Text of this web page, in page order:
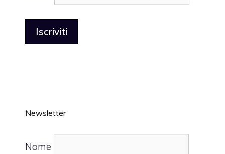
Newsletter
Nome